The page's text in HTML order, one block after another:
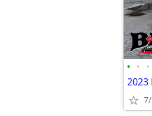
• • •